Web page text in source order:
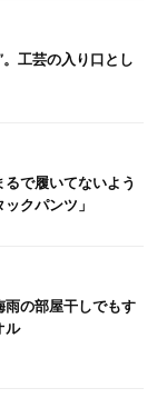
工芸の入り口とし
るで履いてないよう
クパンツ」
雨の部屋干しでもす
ル